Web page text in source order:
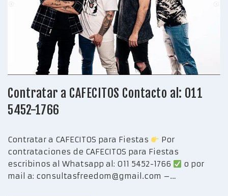
Contratar a CAFECITOS Contacto al: 011
5452-1766
Contratar a CAFECITOS para Fiestas
Por
contrataciones de CAFECITOS para Fiestas
escribinos al Whatsapp al: 011 5452-1766
o por
mail a: consultasfreedom@gmail.com –…